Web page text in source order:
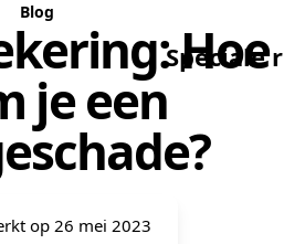
Speciale
Blog
Hoe
je een
op 26 mei 2023